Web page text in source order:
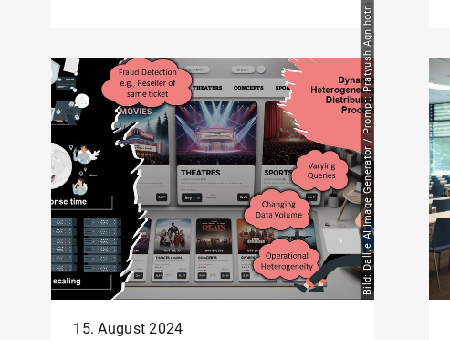
Bild: Dall.e AI Image Generator / Prompt: Pratyush Agnihotri
15. August 2024